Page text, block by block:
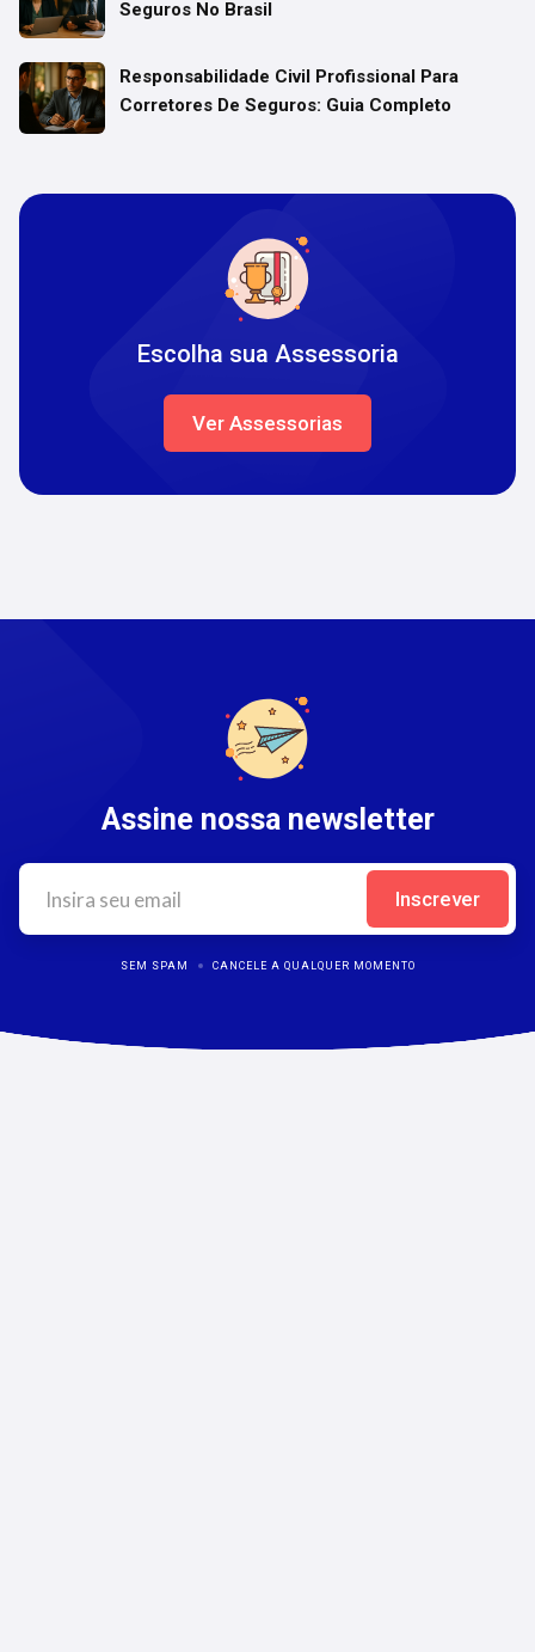
Seguros No Brasil
Responsabilidade Civil Profissional Para
Corretores De Seguros: Guia Completo
Escolha sua Assessoria
Ver Assessorias
Assine nossa newsletter
SEM SPAM CANCELE A QUALQUER MOMENTO